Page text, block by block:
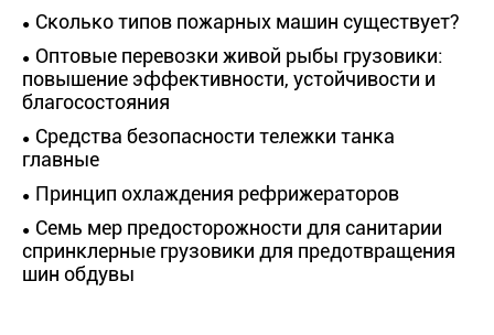
Сколько типов пожарных машин существует?
Оптовые перевозки живой рыбы грузовики:
повышение эффективности, устойчивости и
благосостояния
Средства безопасности тележки танка
главные
Принцип охлаждения рефрижераторов
Семь мер предосторожности для санитарии
спринклерные грузовики для предотвращения
шин обдувы